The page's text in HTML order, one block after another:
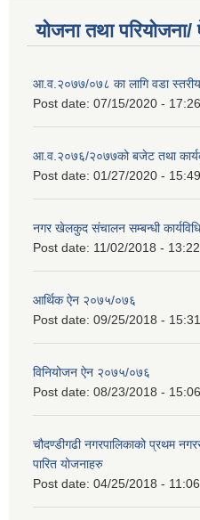
योजना तथा
आ.व.२०७७/०७८ का लागि वडा
Post date: 07/15/2020 - 17:26
आ.व.२०७६/२०७७को बजेट तथा
Post date: 01/27/2020 - 15:49
नगर खेलकुद संचालन सम्बन्धी
Post date: 11/02/2018 - 13:22
आर्थिक ऐन २०७५/०७६
Post date: 09/25/2018 - 15:31
विनियोजन ऐन २०७५/०७६
Post date: 08/23/2018 - 15:06
चौदण्डीगढी नगरपालिकाको प्रथम
पारित योजनाहरु
Post date: 04/25/2018 - 11:06